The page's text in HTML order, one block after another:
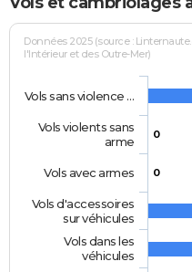
Données 2025 (source :
l'Intérieur et des Outre-Mer)
0
0
Vols sans violence …
Vols violents sans
arme
Vols avec armes
Vols d'accessoires
sur véhicules
Vols dans les
véhicules